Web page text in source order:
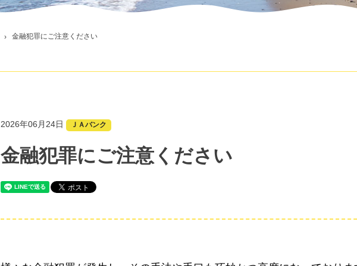
金融犯罪にご注意ください
2026年06月24日 ＪＡバンク
金融犯罪にご注意ください